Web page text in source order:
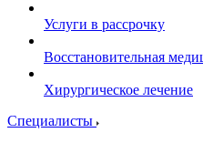
Услуги в рассрочку
Восстановительная
Хирургическое лечение
Специалисты